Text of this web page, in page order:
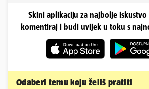
Skini aplikaciju za najbolje
komentiraj i budi uvijek u toku s
Odaberi temu koju želiš pratiti